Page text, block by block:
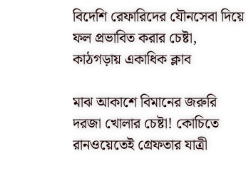
বিদেশি রেফারিদের যৌনসেবা দিয়ে
ফল প্রভাবিত করার চেষ্টা,
কাঠগড়ায় একাধিক ক্লাব
মাঝ আকাশে বিমানের জরুরি
দরজা খোলার চেষ্টা! কোচিতে
রানওয়েতেই গ্রেফতার যাত্রী